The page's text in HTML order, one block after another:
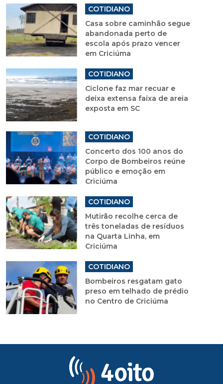
COTIDIANO
Casa sobre caminhão segue
abandonada perto de
escola após prazo vencer
em Criciúma
COTIDIANO
Ciclone faz mar recuar e
deixa extensa faixa de areia
exposta em SC
COTIDIANO
Concerto dos 100 anos do
Corpo de Bombeiros reúne
público e emoção em
Criciúma
COTIDIANO
Mutirão recolhe cerca de
três toneladas de resíduos
na Quarta Linha, em
Criciúma
COTIDIANO
Bombeiros resgatam gato
preso em telhado de prédio
no Centro de Criciúma